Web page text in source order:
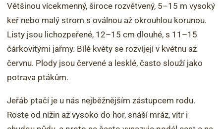
Většinou vícekmenný, široce rozvětvený, 5–15 m vysoký
keř nebo malý strom s oválnou až okrouhlou korunou.
Listy jsou lichozpeřené, 12–15 cm dlouhé, s 11–15
čárkovitými jařmy. Bílé květy se rozvíjejí v květnu až
červnu. Plody jsou červené a lesklé, často slouží jako
potrava ptákům.
Jeřáb ptačí je u nás nejběžnějším zástupcem rodu.
Roste od nížin až vysoko do hor, snáší mráz, vítr i